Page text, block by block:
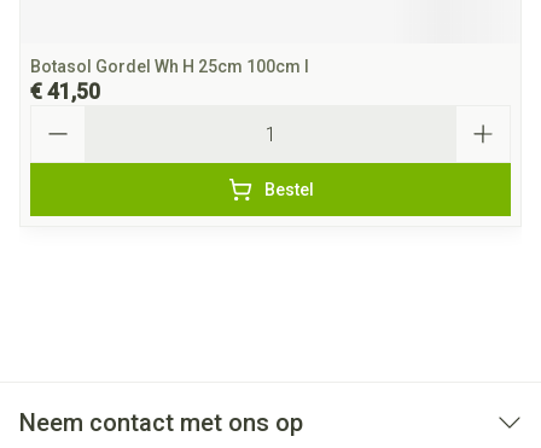
Botasol Gordel Wh H 25cm 100cm l
€ 41,50
Bestel
Neem contact met ons op